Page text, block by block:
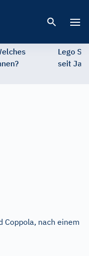
Lego
seit
Coppola, nach einem